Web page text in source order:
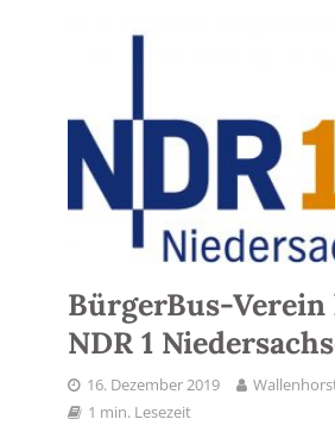
BürgerBus-Verein
NDR 1
16. Dezember 2019
1 min. Lesezeit